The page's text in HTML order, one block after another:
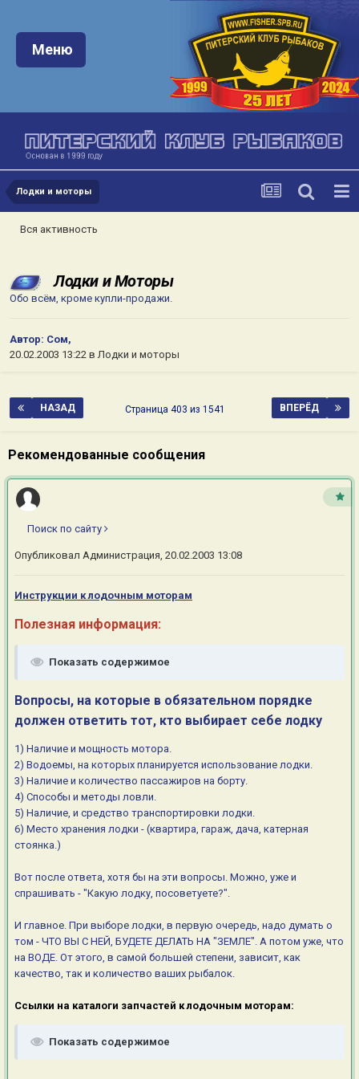
Меню:
Меню
Лодки и моторы
Вся активность
Лодки и Моторы
Обо всём, кроме купли-продажи.
Автор: Сом,
20.02.2003 13:22 в Лодки и моторы
НАЗАД ВПЕРЁД
Страница 403 из 1541
Рекомендованные сообщения
Поиск по сайту
Опубликовал Администрация 20.02.2003 13:08
Инструкции к лодочным моторам
Полезная информация:
Показать содержимое
Вопросы, на которые в обязательном порядке
должен ответить тот, кто выбирает себе лодку
1) Наличие и мощность мотора.
2) Водоемы, на которых планируется использование лодки.
3) Наличие и количество пассажиров на борту.
4) Способы и методы ловли.
5) Наличие, и средство транспортировки лодки.
6) Место хранения лодки - (квартира, гараж, дача, катерная
стоянка.)
Вот после ответа, хотя бы на эти вопросы. Можно, уже и
спрашивать - "Какую лодку, посоветуете?".
И главное. При выборе лодки, в первую очередь, надо думать о
том - ЧТО ВЫ С НЕЙ, БУДЕТЕ ДЕЛАТЬ НА "ЗЕМЛЕ". А потом уже, что
на ВОДЕ. От этого, в самой большей степени, зависит, как
качество, так и количество ваших рыбалок.
Ссылки на каталоги запчастей к лодочным моторам:
Показать содержимое